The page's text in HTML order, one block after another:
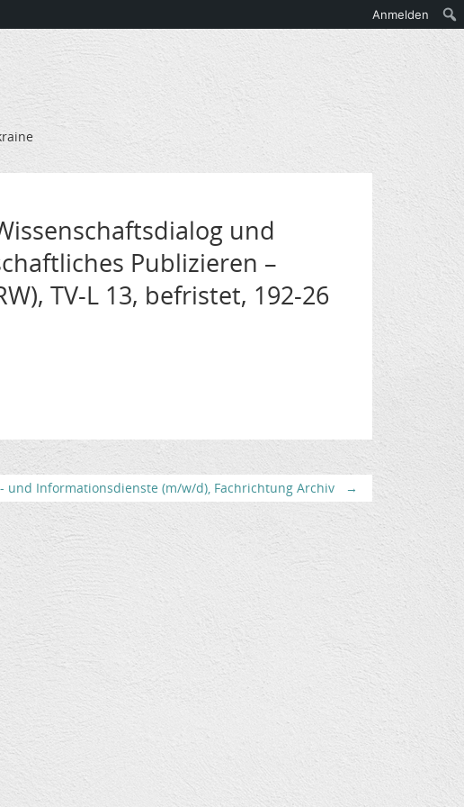
und
Publizieren –
TV-L 13, befristet, 192-26
Informationsdienste (m/w/d), Fachrichtung Archiv
→
Anmelden